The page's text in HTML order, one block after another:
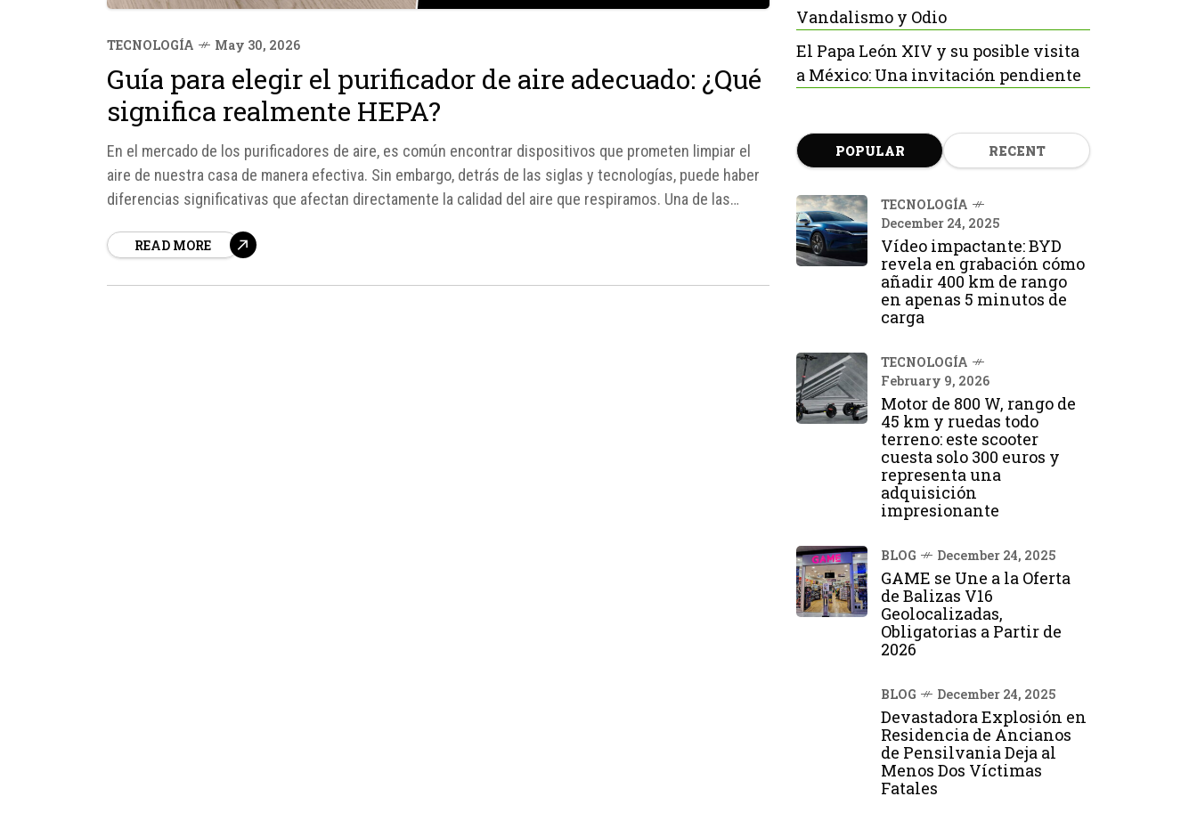
TECNOLOGÍA May 30, 2026
Guía para elegir el purificador de aire adecuado: ¿Qué
significa realmente HEPA?
En el mercado de los purificadores de aire, es común encontrar dispositivos que prometen limpiar el
aire de nuestra casa de manera efectiva. Sin embargo, detrás de las siglas y tecnologías, puede haber
diferencias significativas que afectan directamente la calidad del aire que respiramos. Una de las
READ MORE
Vandalismo y Odio
El Papa León XIV y su posible visita
a México: Una invitación pendiente
POPULAR RECENT
TECNOLOGÍA
December 24, 2025
Vídeo impactante: BYD
revela en grabación cómo
añadir 400 km de rango
en apenas 5 minutos de
carga
TECNOLOGÍA
February 9, 2026
Motor de 800 W, rango de
45 km y ruedas todo
terreno: este scooter
cuesta solo 300 euros y
representa una
adquisición
impresionante
BLOG December 24, 2025
GAME se Une a la Oferta
de Balizas V16
Geolocalizadas,
Obligatorias a Partir de
2026
BLOG December 24, 2025
Devastadora Explosión en
Residencia de Ancianos
de Pensilvania Deja al
Menos Dos Víctimas
Fatales